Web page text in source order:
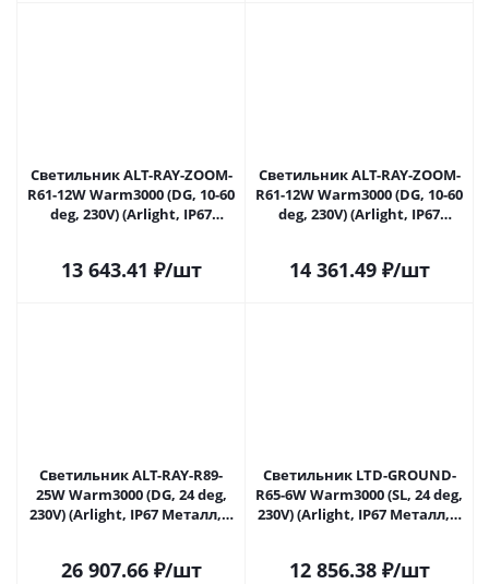
Светильник ALT-RAY-ZOOM-
R61-12W Warm3000 (DG, 10-60
deg, 230V) (Arlight, IP67
13 643.41 ₽/шт
Светильник ALT-RAY-ZOOM-
R61-12W Warm3000 (DG, 10-60
deg, 230V) (Arlight, IP67
14 361.49₽/шт
Светильник ALT-RAY-R89-
25W Warm3000 (DG, 24 deg,
230V) (Arlight, IP67 Металл, 3
26 907.66₽/шт
Светильник LTD-GROUND-
R65-6W Warm3000 (SL, 24 deg,
230V) (Arlight, IP67 Металл, 3
12 856.38₽/шт